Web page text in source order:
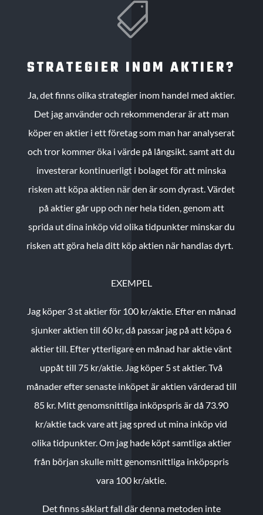

STRATEGIER INOM AKTIER?
Ja, det finns olika strategier inom handel med aktier.
Det jag använder och rekommenderar är att man
köper en aktier i ett företag som man har analyserat
och tror kommer öka i värde på långsikt. samt att du
investerar kontinuerligt i bolaget för att minska
risken att köpa aktien när den är som dyrast. Värdet
på aktier går upp och ner hela tiden, genom att
sprida ut dina inköp vid olika tidpunkter minskar du
risken att göra hela ditt köp aktien när handlas dyrt.
EXEMPEL
Jag köper 3 st aktier för 100 kr/aktie. Efter en månad
sjunker aktien till 60 kr, då passar jag på att köpa 6
aktier till. Efter ytterligare en månad har aktie vänt
uppåt till 75 kr/aktie. Jag köper 5 st aktier.Två
månader efter senaste inköpet är aktien värderad till
85 kr. Mitt genomsnittliga inköpspris är då 73.90
kr/aktie tack vare att jag spred ut mina inköp vid
olika tidpunkter. Om jag hade köpt samtliga aktier
från början skulle mitt genomsnittliga inköpspris
vara 100 kr/aktie.
Det finns såklart fall där denna metoden inte